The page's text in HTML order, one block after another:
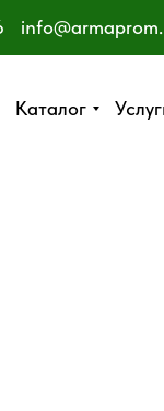
Каталог
Каталог Услуги